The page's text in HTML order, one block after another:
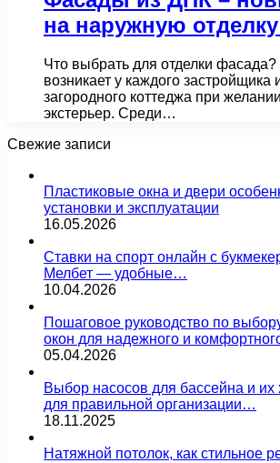
на наружную отделку
Что выбрать для отделки фасада?
возникает у каждого застройщика
загородного коттеджа при
экстерьер. Среди…
Свежие записи
Пластиковые окна и двери
установки и эксплуатации
16.05.2026
Ставки на спорт онлайн с
Мелбет — удобные…
10.04.2026
Пошаговое руководство по
окон для надежного и
05.04.2026
Выбор насосов для бассейна и их
для правильной организации…
18.11.2025
Натяжной потолок, как стильное